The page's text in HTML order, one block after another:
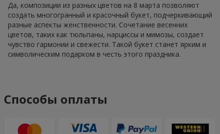
Да, композиции из разных цветов на 8 марта позволяют
создать многогранный и красочный букет, подчеркивающий
разные аспекты женственности. Сочетание весенних
цветов, таких как тюльпаны, нарциссы и мимозы, создает
чувство гармонии и свежести. Такой букет станет ярким и
символическим подарком в честь этого праздника.
Способы оплаты